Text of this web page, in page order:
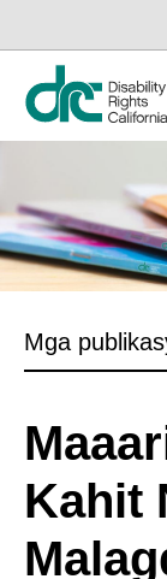
to
content
Mga
Kahit